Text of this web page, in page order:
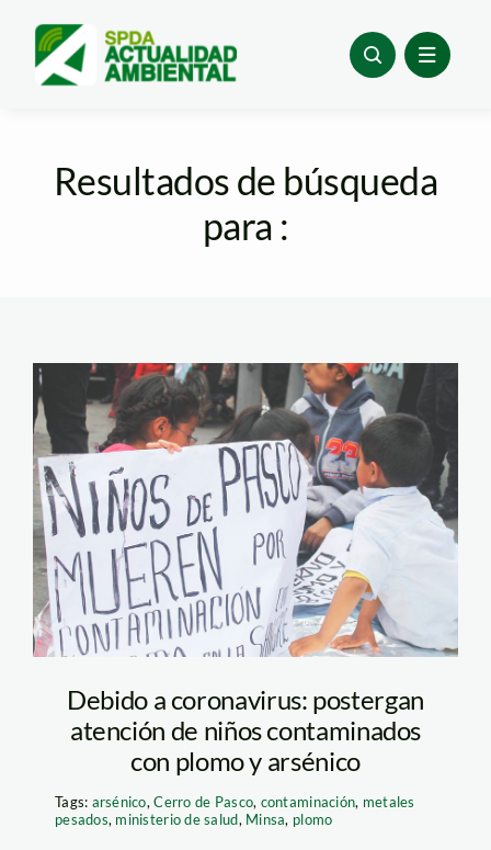
content
Resultados de búsqueda
para :
Cerro-de-Pasco
Debido a coronavirus: postergan
atención de niños contaminados
con plomo y arsénico
Tags: arsénico,Cerro de Pasco, contaminación, metales
pesados, ministerio de salud, Minsa, plomo